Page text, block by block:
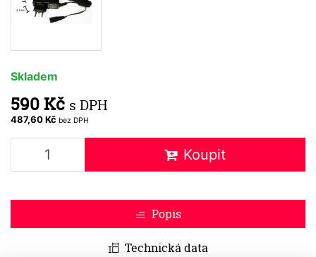
Skladem
590 Kč s DPH
487,60 Kč bez DPH
Koupit
Popis
Technická data